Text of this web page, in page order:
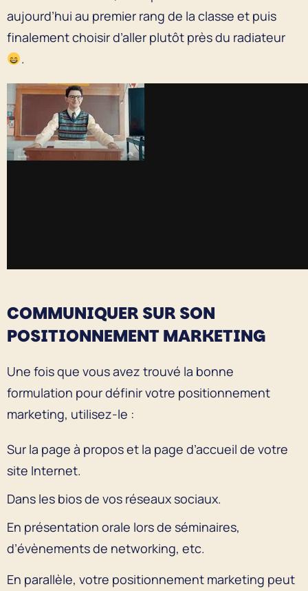
aujourd’hui au premier rang de la classe et puis
finalement choisir d’aller plutôt près du radiateur
.
COMMUNIQUER SUR SON
POSITIONNEMENT MARKETING
Une fois que vous avez trouvé la bonne
formulation pour définir votre positionnement
marketing, utilisez-le :
Sur la page à propos et la page d’accueil de votre
site Internet.
Dans les bios de vos réseaux sociaux.
En présentation orale lors de séminaires,
d’évènements de networking, etc.
En parallèle, votre positionnement marketing peut